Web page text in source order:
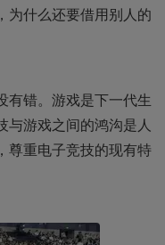
为什么还要借用别人的
有错。游戏是下一代生
与游戏之间的鸿沟是人
尊重电子竞技的现有特